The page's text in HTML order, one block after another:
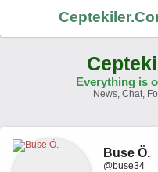
Chat Rooms
Everything is
News, Chat,
Buse Ö.
@buse34